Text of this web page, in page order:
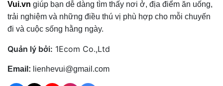
Vui.vn giúp bạn dễ dàng tìm thấy nơi ở, địa điểm ăn uống,
trải nghiệm và những điều thú vị phù hợp cho mỗi chuyến
đi và cuộc sống hằng ngày.
Quản lý bởi: 1Ecom Co.,Ltd
Email: lienhevui@gmail.com